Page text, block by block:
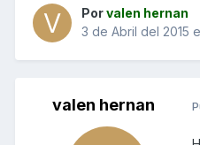
Porvalen hernan
3 de Abril del 2015
valen hernan